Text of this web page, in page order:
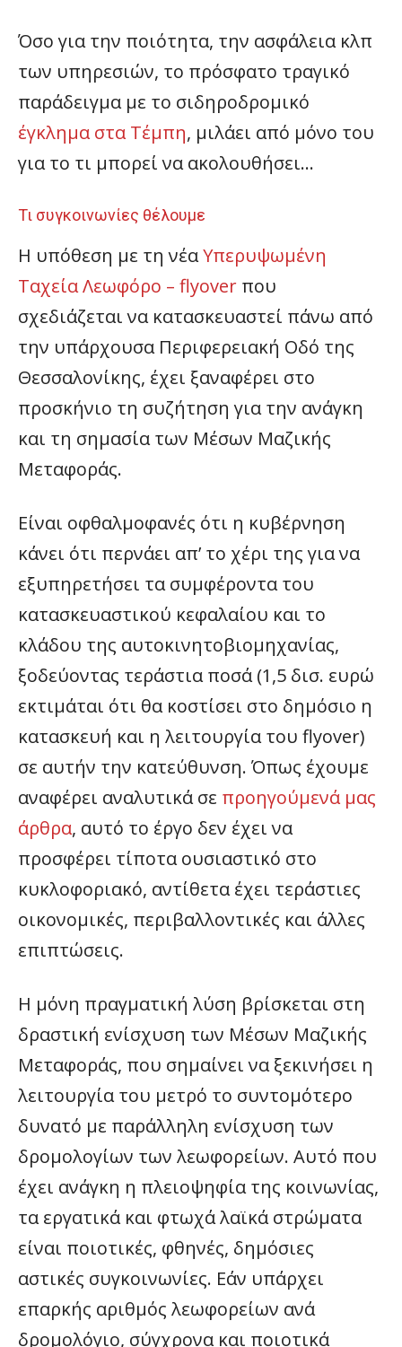
Όσο για την ποιότητα, την ασφάλεια κλπ
των υπηρεσιών, το πρόσφατο τραγικό
παράδειγμα με το σιδηροδρομικό
έγκλημα στα Τέμπη, μιλάει από μόνο του
για το τι μπορεί να ακολουθήσει…
Τι συγκοινωνίες θέλουμε
Η υπόθεση με τη νέαΥπερυψωμένη
Ταχεία Λεωφόρο – flyover που
σχεδιάζεται να κατασκευαστεί πάνω από
την υπάρχουσα Περιφερειακή Οδό της
Θεσσαλονίκης, έχει ξαναφέρει στο
προσκήνιο τη συζήτηση για την ανάγκη
και τη σημασία των Μέσων Μαζικής
Μεταφοράς.
Είναι οφθαλμοφανές ότι η κυβέρνηση
κάνει ότι περνάει απ’ το χέρι της για να
εξυπηρετήσει τα συμφέροντα του
κατασκευαστικού κεφαλαίου και το
κλάδου της αυτοκινητοβιομηχανίας,
ξοδεύοντας τεράστια ποσά (1,5 δισ. ευρώ
εκτιμάται ότι θα κοστίσει στο δημόσιο η
κατασκευή και η λειτουργία του flyover)
σε αυτήν την κατεύθυνση. Όπως έχουμε
αναφέρει αναλυτικά σε προηγούμενά μας
άρθρα, αυτό το έργο δεν έχει να
προσφέρει τίποτα ουσιαστικό στο
κυκλοφοριακό, αντίθετα έχει τεράστιες
οικονομικές, περιβαλλοντικές και άλλες
επιπτώσεις.
Η μόνη πραγματική λύση βρίσκεται στη
δραστική ενίσχυση των Μέσων Μαζικής
Μεταφοράς, που σημαίνει να ξεκινήσει η
λειτουργία του μετρό το συντομότερο
δυνατό με παράλληλη ενίσχυση των
δρομολογίων των λεωφορείων. Αυτό που
έχει ανάγκη η πλειοψηφία της κοινωνίας,
τα εργατικά και φτωχά λαϊκά στρώματα
είναι ποιοτικές, φθηνές, δημόσιες
αστικές συγκοινωνίες. Εάν υπάρχει
επαρκής αριθμός λεωφορείων ανά
δρομολόγιο, σύγχρονα και ποιοτικά